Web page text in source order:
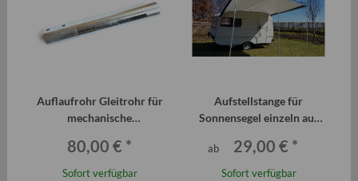
Auflaufrohr Gleitrohr für
mechanische
Junior Aero 325
80,00 € *
Sofort verfügbar
Aufstellstange für
Sonnensegel einzeln aus
ab 29,00 € *
Sofort verfügbar